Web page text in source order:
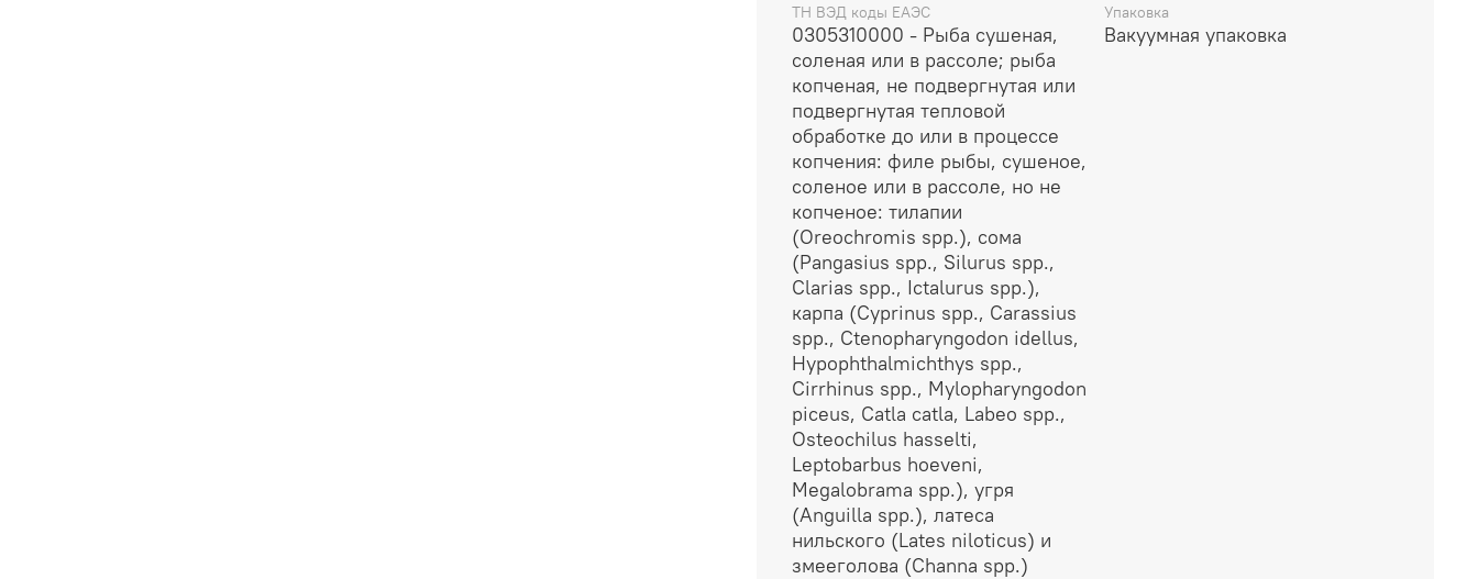
ТН ВЭД коды ЕАЭС
0305310000 - Рыба сушеная,
соленая или в рассоле; рыба
копченая, не подвергнутая или
подвергнутая тепловой
обработке до или в процессе
копчения: филе рыбы, сушеное,
соленое или в рассоле, но не
копченое: тилапии
(Oreochromis spp.), сома
(Pangasius spp., Silurus spp.,
Clarias spp., Ictalurus spp.),
карпа (Cyprinus spp., Carassius
spp., Ctenopharyngodon idellus,
Hypophthalmichthys spp.,
Cirrhinus spp., Mylopharyngodon
piceus, Catla catla, Labeo spp.,
Osteochilus hasselti,
Leptobarbus hoeveni,
Megalobrama spp.), угря
(Anguilla spp.), латеса
нильского (Lates niloticus) и
змееголова (Channa spp.)
Упаковка
Вакуумная упаковка